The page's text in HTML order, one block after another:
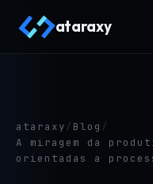
ataraxy
ataraxy / Blog /
A miragem da
orientadas a